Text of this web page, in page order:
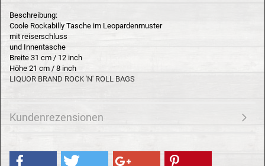
Beschreibung:
Coole Rockabilly Tasche im Leopardenmuster
mit reiserschluss
und Innentasche
Breite 31 cm / 12 inch
Höhe 21 cm / 8 inch
LIQUOR BRAND ROCK 'N' ROLL BAGS
Kundenrezensionen